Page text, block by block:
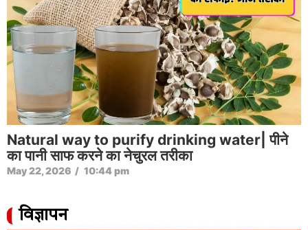
Natural way to purify drinking water| पीने
का पानी साफ करने का नेचुरल तरीका
May 22, 2026 / 10:44 pm
विज्ञापन